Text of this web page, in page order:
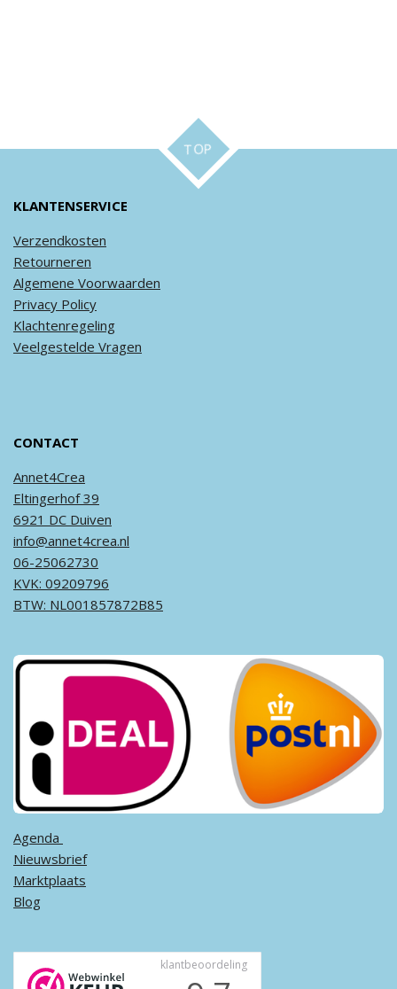
TOP
KLANTENSERVICE
Verzendkosten
Retourneren
Algemene Voorwaarden
Privacy Policy
Klachtenregeling
Veelgestelde Vragen
CONTACT
Annet4Crea
Eltingerhof 39
6921 DC Duiven
info@annet4crea.nl
06-25062730
KVK: 09209796
BTW: NL001857872B85
Agenda ​
Nieuwsbrief
Marktplaats
Blog